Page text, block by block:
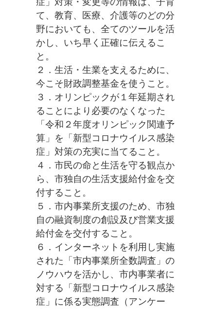
て、教育、医療、介護等のどの分
野においても、全てのツールを活
かし、いち早く正確に伝えるこ
と。
２．生活・生業を支えるために、
今こそ財政調整基金を使うこと。
３．オリンピックが１年延期され
ることにより必要のなくなった
「令和２年度オリンピック関連予
算」を「新型コロナウイルス感染
症」対策の充実に当てること。
４．市民の命と生活を守る観点か
ら、市独自の生活支援給付金を交
付すること。
５．市内事業所支援のため、市独
自の融資制度の創設及び営業支援
給付金を交付すること。
６．インターネットを利用し実施
された「市内事業所全数調査」の
ノウハウを活かし、市内事業者に
対する「新型コロナウイルス感染
症」に係る実態調査（アンケー